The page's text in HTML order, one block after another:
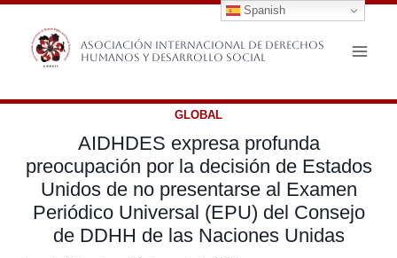
contenido
Asociación Internacional de Derechos
Humanos y Desarrollo Social
GLOBAL
AIDHDES expresa profunda
preocupación por la decisión de Estados
Unidos de no presentarse al Examen
Periódico Universal (EPU) del Consejo
de DDHH de las Naciones Unidas
Spanish